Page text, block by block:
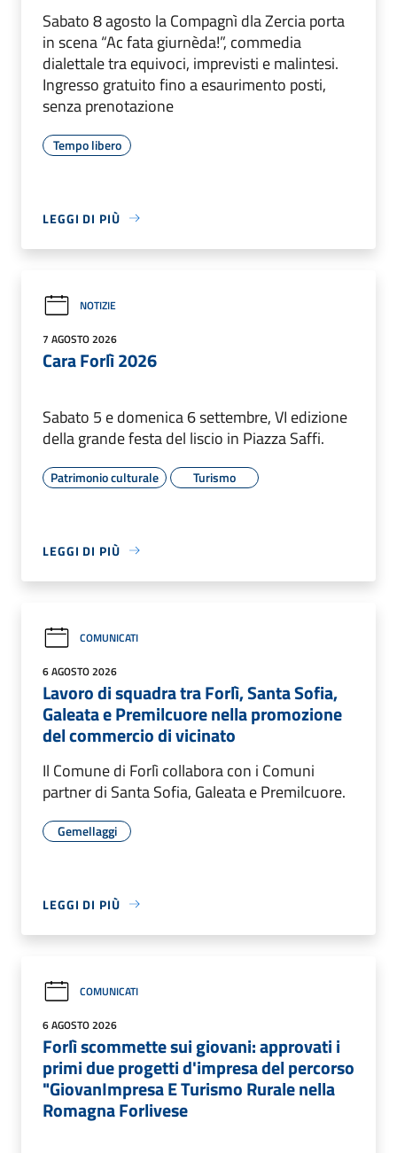
Sabato 8 agosto la Compagnì dla Zercia porta
in scena “Ac fata giurnèda!”, commedia
dialettale tra equivoci, imprevisti e malintesi.
Ingresso gratuito fino a esaurimento posti,
senza prenotazione
Tempo libero
LEGGI DI PIÙ
NOTIZIE
7 AGOSTO 2026
Cara Forlì 2026
Sabato 5 e domenica 6 settembre, VI edizione
della grande festa del liscio in Piazza Saffi.
Patrimonio culturale Turismo
LEGGI DI PIÙ
COMUNICATI
6 AGOSTO 2026
Lavoro di squadra tra Forlì, Santa Sofia,
Galeata e Premilcuore nella promozione
del commercio di vicinato
Il Comune di Forlì collabora con i Comuni
partner di Santa Sofia, Galeata e Premilcuore.
Gemellaggi
LEGGI DI PIÙ
COMUNICATI
6 AGOSTO 2026
Forlì scommette sui giovani: approvati i
primi due progetti d'impresa del percorso
"GiovanImpresa E Turismo Rurale nella
Romagna Forlivese